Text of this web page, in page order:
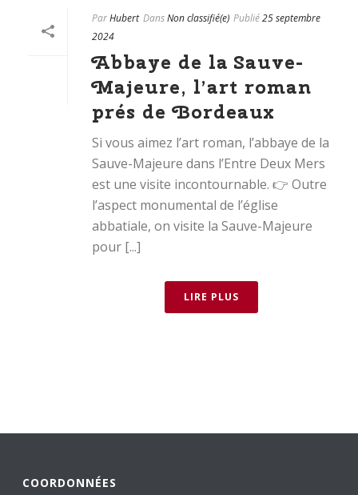
ParHubert DansNon classifié(e) Publié25 septembre
2024
Abbaye de la Sauve-
Majeure, l’art roman
prés de Bordeaux
Si vous aimez l’art roman, l’abbaye de la
Sauve-Majeure dans l’Entre Deux Mers
est une visite incontournable. 👉 Outre
l’aspect monumental de l’église
abbatiale, on visite la Sauve-Majeure
pour [...]
LIRE PLUS
COORDONNÉES